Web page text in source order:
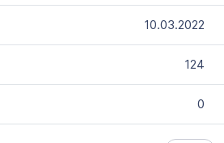
10.03.2022
124
0